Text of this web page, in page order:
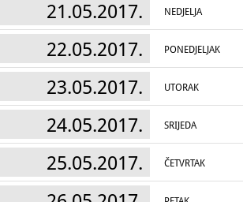
21.05.2017. NEDJELJA
22.05.2017. PONEDJELJAK
23.05.2017. UTORAK
24.05.2017. SRIJEDA
25.05.2017. ČETVRTAK